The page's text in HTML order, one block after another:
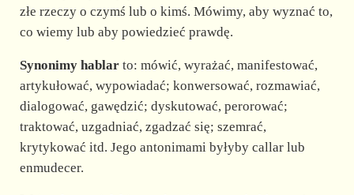
złe rzeczy o czymś lub o kimś. Mówimy, aby wyznać to,
co wiemy lub aby powiedzieć prawdę.
Synonimy hablarto: mówić, wyrażać, manifestować,
artykułować, wypowiadać; konwersować, rozmawiać,
dialogować, gawędzić; dyskutować, perorować;
traktować, uzgadniać, zgadzać się; szemrać,
krytykować itd. Jego antonimami byłyby callar lub
enmudecer.